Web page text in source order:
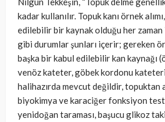
kadar kullanılır. Topuk kanı örnek
edilebilir bir kaynak olduğu her zaman
gibi durumlar şunları içerir; gereken
başka bir kabul edilebilir kan kaynağı
venöz kateter, göbek kordonu
halihazırda mevcut değildir, topuktan
biyokimya ve karaciğer fonksiyon
yenidoğan taraması, başucu glikoz